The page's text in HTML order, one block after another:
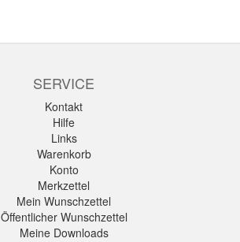
SERVICE
Kontakt
Hilfe
Links
Warenkorb
Konto
Merkzettel
Mein Wunschzettel
Öffentlicher Wunschzettel
Meine Downloads